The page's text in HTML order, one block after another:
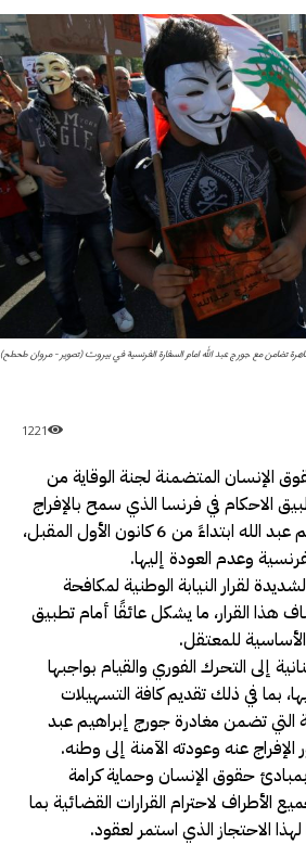
تضامن مع جورج عبد الله امام السفارة الفرنسية في بيروت (تصوير - مروان طحطح)
1221
الإنسان المتضمنة لجنة الوقاية من
الاحكام في فرنسا الذي سمح بالإفراج
عن اللبناني جورج إبراهيم عبد الله ابتداءً من 6 كانون الأول المقبل،
وعدم العودة إليها.
لقرار النيابة الوطنية لمكافحة
هذا القرار، ما يشكل عائقًا أمام تطبيق
الأساسية للمعتقل.
إلى التحرك الفوري والقيام بواجبها
بما في ذلك تقديم كافة التسهيلات
التي تضمن مغادرة جورج إبراهيم عبد
الإفراج عنه وعودته الآمنة إلى وطنه.
بمبادئ حقوق الإنسان وحماية كرامة
الأطراف لاحترام القرارات القضائية بما
الاحتجاز الذي استمر لعقود.